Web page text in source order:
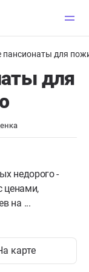
пансионаты для
для
недорого -
ценами,
на ...
карте